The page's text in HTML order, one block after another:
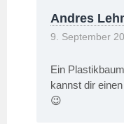
Andres
9. September
Ein
kannst dir
😉